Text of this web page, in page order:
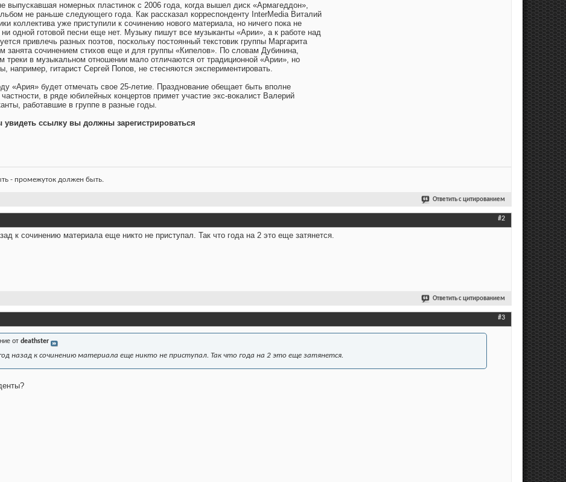
выпускавшая номерных пластинок с 2006 года, когда вышел диск «Армагеддон»,
не раньше следующего года. Как рассказал корреспонденту InterMedia Виталий
коллектива уже приступили к сочинению нового материала, но ничего пока не
одной готовой песни еще нет. Музыку пишут все музыканты «Арии», а к работе над
привлечь разных поэтов, поскольку постоянный текстовик группы Маргарита
занята сочинением стихов еще и для группы «Кипелов». По словам Дубинина,
треки в музыкальном отношении мало отличаются от традиционной «Арии», но
например, гитарист Сергей Попов, не стесняются экспериментировать.
«Ария» будет отмечать свое 25-летие. Празднование обещает быть вполне
в ряде юбилейных концертов примет участие экс-вокалист Валерий
работавшие в группе в разные годы.
увидеть ссылку вы должны зарегистрироваться
- промежуток должен быть.
Ответить с цитированием
#2
к сочинению материала еще никто не приступал. Так что года на 2 это еще затянется.
Ответить с цитированием
#3
от deathster
назад к сочинению материала еще никто не приступал. Так что года на 2 это еще затянется.